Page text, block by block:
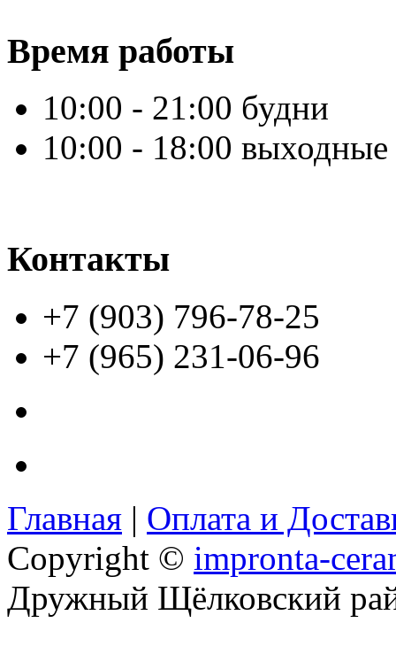
Время работы
10:00 - 21:00 будни
10:00 - 18:00 выходные
Контакты
+7 (903) 796-78-25
+7 (965) 231-06-96
Главная | Оплата и
Copyright © impronta-
Дружный Щёлковский